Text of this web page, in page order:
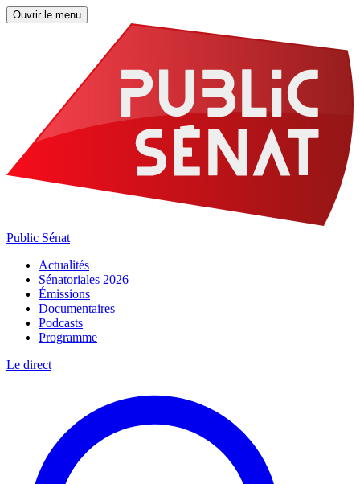
Ouvrir le menu
Public Sénat
Actualités
Sénatoriales 2026
Émissions
Documentaires
Podcasts
Programme
Le direct